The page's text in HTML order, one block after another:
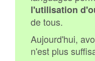
l'utilisation
de tous.
Aujourd'hui,
n'est plus